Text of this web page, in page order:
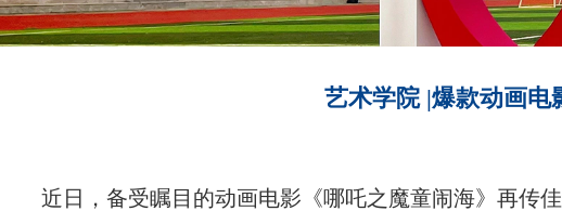
艺术学院 |爆款动画
近日，备受瞩目的动画电影《哪吒之魔童闹海》再传